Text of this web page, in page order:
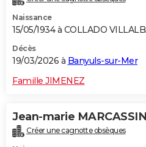
Naissance
15/05/1934 à COLLADO
Décès
19/03/2026 à Banyuls-sur-Mer
Famille JIMENEZ
Jean-marie MARCASSIN
Créer une cagnotte obsèques